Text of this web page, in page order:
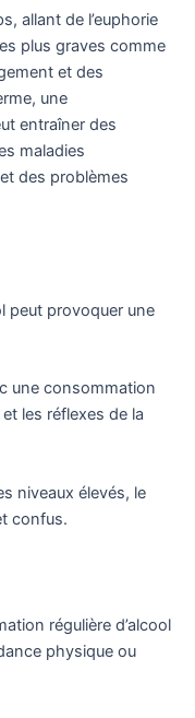
allant de l’euphorie
plus graves comme
et des
une
entraîner des
maladies
des problèmes
peut provoquer une
une consommation
les réflexes de la
niveaux élevés, le
confus.
régulière d’alcool
physique ou